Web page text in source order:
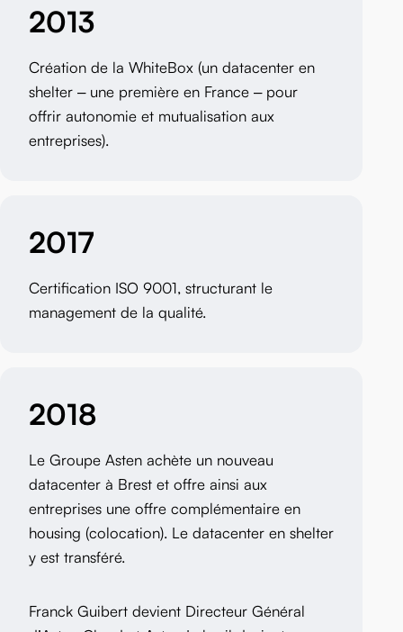
2013
Création de la WhiteBox (un datacenter en
shelter – une première en France – pour
offrir autonomie et mutualisation aux
entreprises).
2017
Certification ISO 9001, structurant le
management de la qualité.
2018
Le Groupe Asten achète un nouveau
datacenter à Brest et offre ainsi aux
entreprises une offre complémentaire en
housing (colocation). Le datacenter en shelter
y est transféré.
Franck Guibert devient Directeur Général